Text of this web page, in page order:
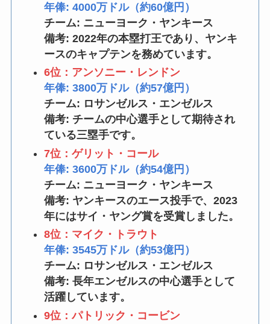
年俸: 4000万ドル（約60億円）
チーム: ニューヨーク・ヤンキース
備考: 2022年の本塁打王であり、ヤンキ
ースのキャプテンを務めています。
6位：アンソニー・レンドン
年俸: 3800万ドル（約57億円）
チーム: ロサンゼルス・エンゼルス
備考: チームの中心選手として期待され
ている三塁手です。
7位：ゲリット・コール
年俸: 3600万ドル（約54億円）
チーム: ニューヨーク・ヤンキース
備考: ヤンキースのエース投手で、2023
年にはサイ・ヤング賞を受賞しました。
8位：マイク・トラウト
年俸: 3545万ドル（約53億円）
チーム: ロサンゼルス・エンゼルス
備考: 長年エンゼルスの中心選手として
活躍しています。
9位：パトリック・コービン